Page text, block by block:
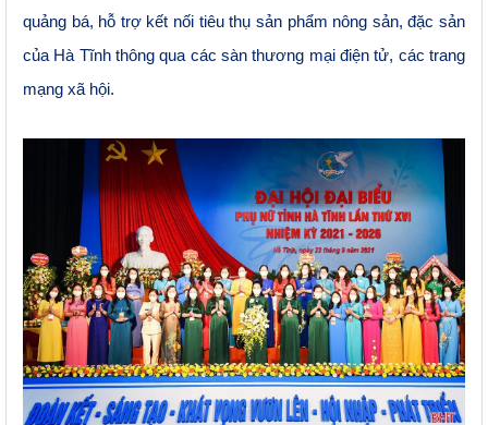
quảng bá, hỗ trợ kết nối tiêu thụ sản phẩm nông sản, đặc sản
của Hà Tĩnh thông qua các sàn thương mại điện tử, các trang
mạng xã hội.